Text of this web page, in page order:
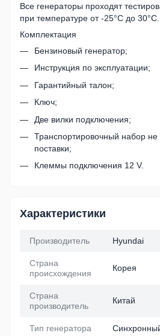
Все генераторы проходят
при температуре от -25°С до 30°С.
Комплектация
Бензиновый генератор;
Инструкция по эксплуатации;
Гарантийный талон;
Ключ;
Две вилки подключения;
Транспортировочный набор не
поставки;
Клеммы подключения 12 V.
Характеристики
Производитель Hyundai
Страна
происхождения
Корея
Страна
производитель
Китай
Тип генератора